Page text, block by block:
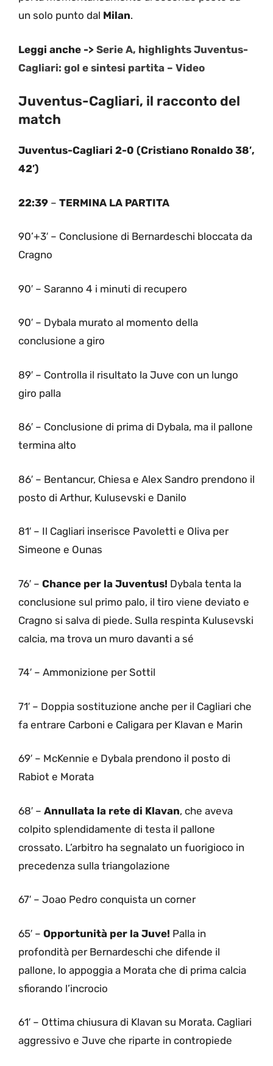
un solo punto dal Milan.
Leggi anche -> Serie A, highlights Juventus-
Cagliari: gol e sintesi partita – Video
Juventus-Cagliari, il racconto del
match
Juventus-Cagliari 2-0 (Cristiano Ronaldo 38′,
42′)
22:39 – TERMINA LA PARTITA
90’+3′ – Conclusione di Bernardeschi bloccata da
Cragno
90′ – Saranno 4 i minuti di recupero
90′ – Dybala murato al momento della
conclusione a giro
89′ – Controlla il risultato la Juve con un lungo
giro palla
86′ – Conclusione di prima di Dybala, ma il pallone
termina alto
86′ – Bentancur, Chiesa e Alex Sandro prendono il
posto di Arthur, Kulusevski e Danilo
81′ – Il Cagliari inserisce Pavoletti e Oliva per
Simeone e Ounas
76′ – Chance per la Juventus! Dybala tenta la
conclusione sul primo palo, il tiro viene deviato e
Cragno si salva di piede. Sulla respinta Kulusevski
calcia, ma trova un muro davanti a sé
74′ – Ammonizione per Sottil
71′ – Doppia sostituzione anche per il Cagliari che
fa entrare Carboni e Caligara per Klavan e Marin
69′ – McKennie e Dybala prendono il posto di
Rabiot e Morata
68′ – Annullata la rete di Klavan, che aveva
colpito splendidamente di testa il pallone
crossato. L’arbitro ha segnalato un fuorigioco in
precedenza sulla triangolazione
67′ – Joao Pedro conquista un corner
65′ – Opportunità per la Juve! Palla in
profondità per Bernardeschi che difende il
pallone, lo appoggia a Morata che di prima calcia
sfiorando l’incrocio
61′ – Ottima chiusura di Klavan su Morata. Cagliari
aggressivo e Juve che riparte in contropiede